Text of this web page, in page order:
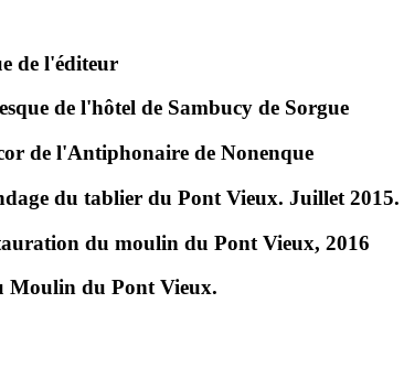
de l'éditeur
de l'hôtel de Sambucy de Sorgue
de l'Antiphonaire de Nonenque
du tablier du Pont Vieux. Juillet 2015.
du moulin du Pont Vieux, 2016
Moulin du Pont Vieux.